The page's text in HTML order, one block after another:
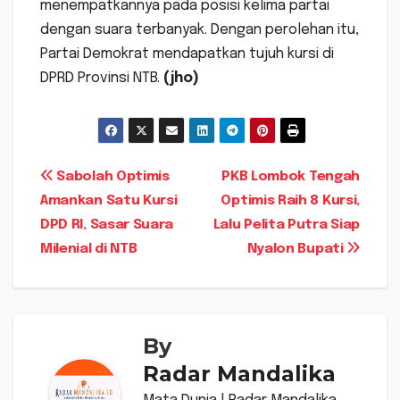
menempatkannya pada posisi kelima partai
dengan suara terbanyak. Dengan perolehan itu,
Partai Demokrat mendapatkan tujuh kursi di
DPRD Provinsi NTB. (jho)
Navigasi
pos
PKB Lombok Tengah
Optimis Raih 8 Kursi,
Lalu Pelita Putra Siap
Nyalon Bupati
Sabolah Optimis
Amankan Satu Kursi
DPD RI, Sasar Suara
Milenial di NTB
By
Radar Mandalika